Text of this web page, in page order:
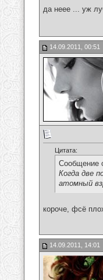
да неее ... уж
14.09.2011, 00:51
Цитата:
Сообщение
Когда две
атомный
короче, фсё
14.09.2011, 14:01